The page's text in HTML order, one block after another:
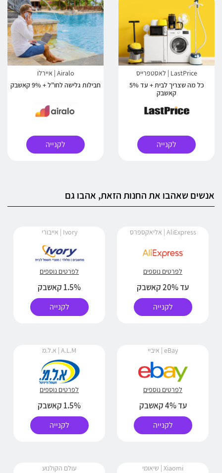
LastPrice | לאסטפרייס
כל מה שצריך לבית + עד 5%
קאשבק
לקנייה
Airalo | איירלו
חבילות גלישה לחו"ל + 9% קאשבק
לקנייה
אנשים שאהבו את החנות הזאת, אהבו גם
AliExpress | אליאקספרס
לפרטים נוספים
עד 20% קאשבק
לקנייה
Ivory | אייבורי
לפרטים נוספים
1.5% קאשבק
לקנייה
eBay | איביי
לפרטים נוספים
עד 4% קאשבק
לקנייה
A.L.M | א.ל.מ
לפרטים נוספים
1.5% קאשבק
לקנייה
Xiaomi | שיאומי עולם הקולנוע